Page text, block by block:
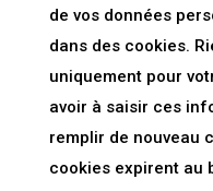
de vos données
dans des cookies.
uniquement pour
avoir à saisir ces
remplir de nouveau
cookies expirent au